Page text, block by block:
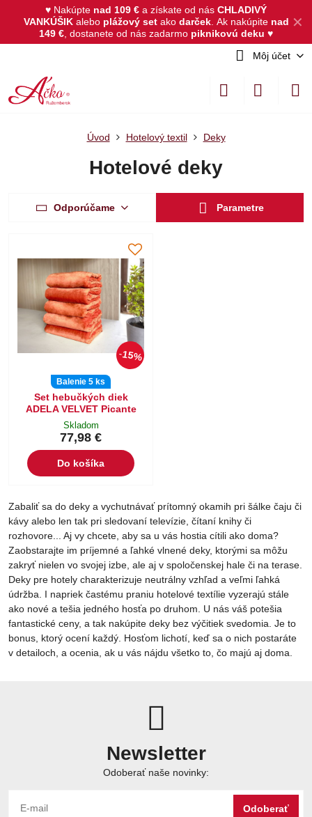
✕
♥ Nakúpte nad 109 € a získate od nás CHLADIVÝ
VANKÚŠIKalebo plážový set akodarček. Ak nakúpite nad
149 € , dostanete od nás zadarmo piknikovú deku ♥
Môj účet
Úvod Hotelový textil Deky
Hotelové deky
Odporúčame Parametre
15%
Balenie 5 ks
Set hebučkých diek
ADELA VELVET Picante
Skladom
77,98 €
Do košíka
Zabaliť sa do deky a vychutnávať prítomný okamih pri šálke čaju či
kávy alebo len tak pri sledovaní televízie, čítaní knihy či
rozhovore... Aj vy chcete, aby sa u vás hostia cítili ako doma?
Zaobstarajte im príjemné a ľahké vlnené deky, ktorými sa môžu
zakryť nielen vo svojej izbe, ale aj v spoločenskej hale či na terase.
Deky pre hotely charakterizuje neutrálny vzhľad a veľmi ľahká
údržba. I napriek častému praniu hotelové textílie vyzerajú stále
ako nové a tešia jedného hosťa po druhom. U nás váš potešia
fantastické ceny, a tak nakúpite deky bez výčitiek svedomia. Je to
bonus, ktorý ocení každý. Hosťom lichotí, keď sa o nich postaráte
v detailoch, a ocenia, ak u vás nájdu všetko to, čo majú aj doma.
Newsletter
Odoberať naše novinky:
Odoberať